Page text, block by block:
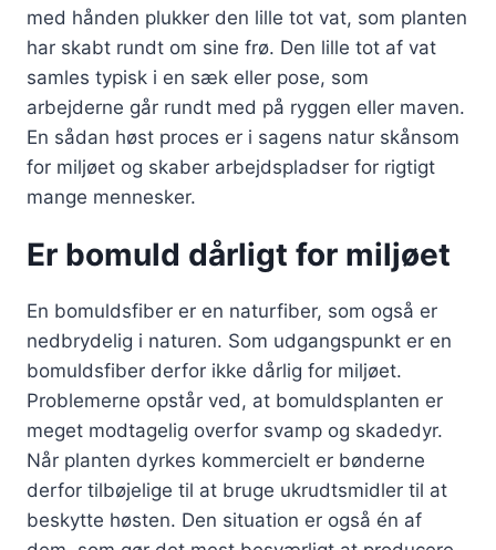
med hånden plukker den lille tot vat, som planten
har skabt rundt om sine frø. Den lille tot af vat
samles typisk i en sæk eller pose, som
arbejderne går rundt med på ryggen eller maven.
En sådan høst proces er i sagens natur skånsom
for miljøet og skaber arbejdspladser for rigtigt
mange mennesker.
Er bomuld dårligt for miljøet
En bomuldsfiber er en naturfiber, som også er
nedbrydelig i naturen. Som udgangspunkt er en
bomuldsfiber derfor ikke dårlig for miljøet.
Problemerne opstår ved, at bomuldsplanten er
meget modtagelig overfor svamp og skadedyr.
Når planten dyrkes kommercielt er bønderne
derfor tilbøjelige til at bruge ukrudtsmidler til at
beskytte høsten. Den situation er også én af